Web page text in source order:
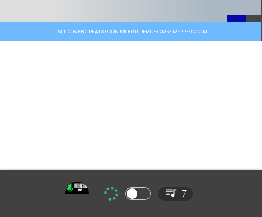
SITIO WEB CREADO CON MSBUILDER DE CMS-MSPRESS.COM
7